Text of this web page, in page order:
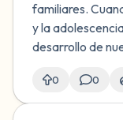
familiares.
y la
desarrollo de
0 0